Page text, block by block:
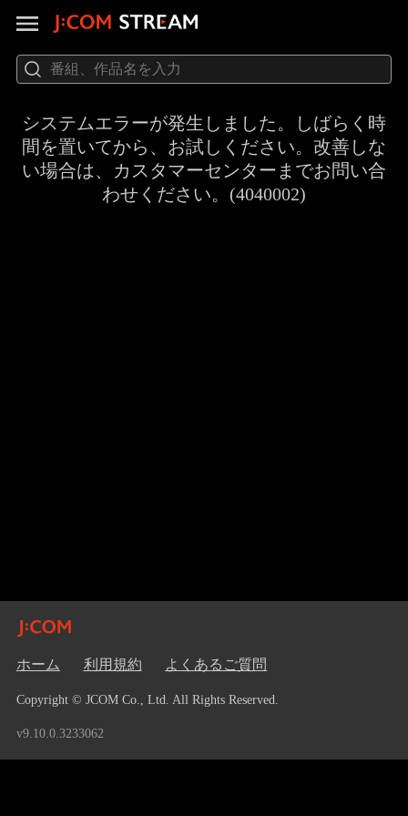
システムエラーが発生しました。しばらく時
間を置いてから、お試しください。改善しな
い場合は、カスタマーセンターまでお問い合
わせください。(4040002)
ホーム 利用規約 よくあるご質問
Copyright © JCOM Co., Ltd. All Rights Reserved.
v9.10.0.3233062